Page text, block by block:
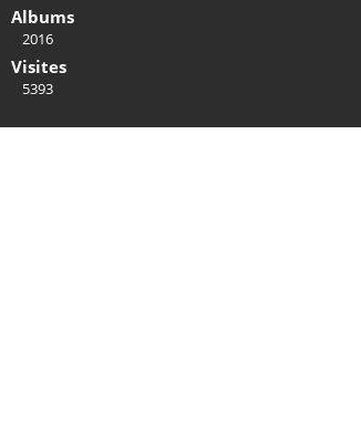
Albums
2016
Visites
5393